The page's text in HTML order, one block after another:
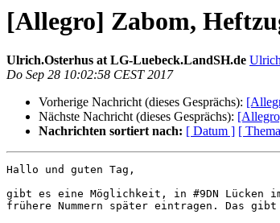
[Allegro] Zabom,
Ulrich.Osterhus at LG-Luebeck.LandSH.de
Do Sep 28 10:02:58 CEST 2017
Vorherige Nachricht (dieses Gesprächs):
Nächste Nachricht (dieses Gesprächs):
Nachrichten sortiert nach: [ Datum ] [
Hallo und guten Tag,
gibt es eine Möglichkeit, in #9DN Lücken
frühere Nummern später eintragen. Das